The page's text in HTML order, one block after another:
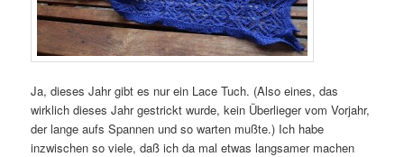
Ja, dieses Jahr gibt es nur ein Lace Tuch. (Also eines, das
wirklich dieses Jahr gestrickt wurde, kein Überlieger vom Vorjahr,
der lange aufs Spannen und so warten mußte.) Ich habe
inzwischen so viele, daß ich da mal etwas langsamer machen